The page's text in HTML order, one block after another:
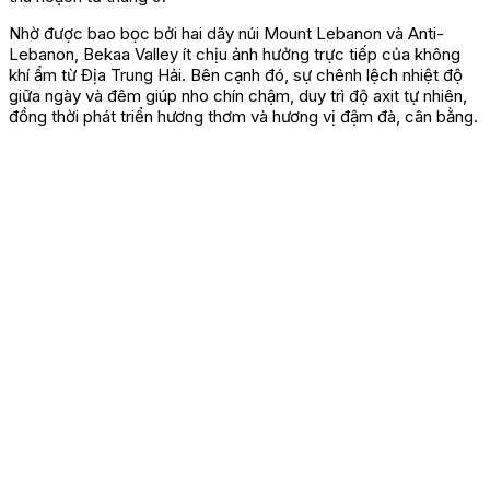
Nhờ được bao bọc bởi hai dãy núi Mount Lebanon và Anti-
Lebanon, Bekaa Valley ít chịu ảnh hưởng trực tiếp của không
khí ẩm từ Địa Trung Hải. Bên cạnh đó, sự chênh lệch nhiệt độ
giữa ngày và đêm giúp nho chín chậm, duy trì độ axit tự nhiên,
đồng thời phát triển hương thơm và hương vị đậm đà, cân bằng.